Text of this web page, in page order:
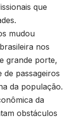
que
mudou
nos
grande porte,
passageiros
da população.
da
obstáculos